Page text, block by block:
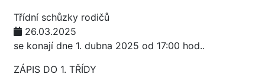
Třídní schůzky rodičů
26.03.2025
se konají dne 1. dubna 2025 od 17:00 hod..
ZÁPIS DO 1. TŘÍDY